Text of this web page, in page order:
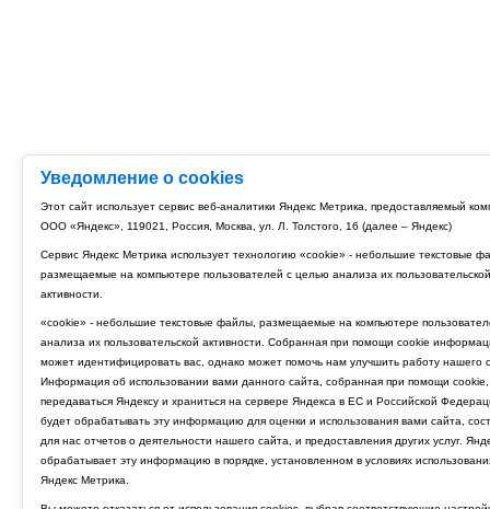
Уведомление о cookies
Этот сайт использует сервис веб-аналитики Яндекс Метрика, предоставляемый
ООО «Яндекс», 119021, Россия, Москва, ул. Л. Толстого, 16 (далее – Яндекс)
Сервис Яндекс Метрика использует технологию «cookie» - небольшие текстовые
размещаемые на компьютере пользователей с целью анализа их пользовательской
активности.
«cookie» - небольшие текстовые файлы, размещаемые на компьютере
анализа их пользовательской активности. Собранная при помощи cookie
может идентифицировать вас, однако может помочь нам улучшить работу нашего
Информация об использовании вами данного сайта, собранная при помощи cookie,
передаваться Яндексу и храниться на сервере Яндекса в ЕС и Российской
будет обрабатывать эту информацию для оценки и использования вами сайта,
для нас отчетов о деятельности нашего сайта, и предоставления других услуг.
обрабатывает эту информацию в порядке, установленном в условиях
Яндекс Метрика.